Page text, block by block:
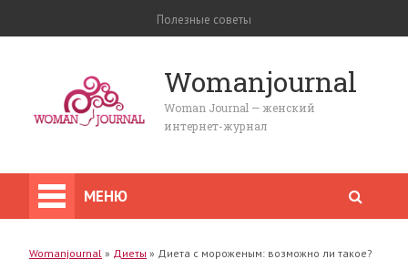
Полезные советы
Womanjournal
Woman Journal — женский
интернет-журнал
МЕНЮ
Womanjournal » Диеты » Диета с мороженым: возможно ли такое?